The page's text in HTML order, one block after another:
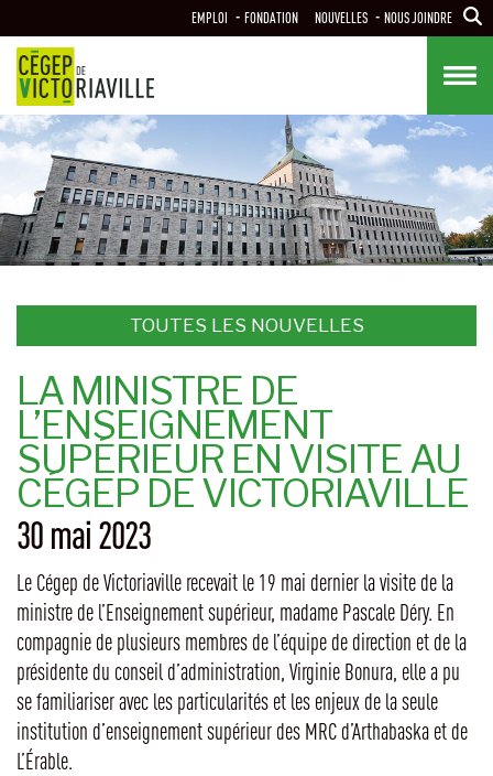
au
contenu
principal
EMPLOI FONDATION NOUVELLES NOUS JOINDRE
TOUTES LES NOUVELLES
LA MINISTRE DE
L’ENSEIGNEMENT
SUPÉRIEUR EN VISITE AU
CÉGEP DE VICTORIAVILLE
30 mai 2023
Le Cégep de Victoriaville recevait le 19 mai dernier la visite de la
ministre de l’Enseignement supérieur, madame Pascale Déry. En
compagnie de plusieurs membres de l’équipe de direction et de la
présidente du conseil d’administration, Virginie Bonura, elle a pu
se familiariser avec les particularités et les enjeux de la seule
institution d’enseignement supérieur des MRC d’Arthabaska et de
L’Érable.